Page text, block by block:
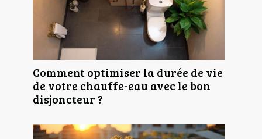
Comment optimiser la durée de vie
de votre chauffe-eau avec le bon
disjoncteur ?